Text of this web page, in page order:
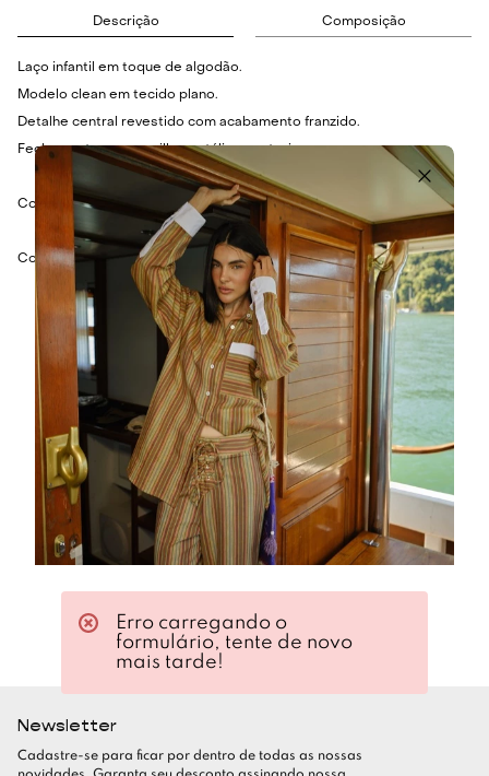
Descrição Composição
Laço infantil em toque de algodão.
Modelo clean em tecido plano.
Detalhe central revestido com acabamento franzido.
Fechamento por presilha metálica posterior.
Cor: Bege.
Composição: 50% Viscose e 50% Algodão.
Newsletter
Cadastre-se para ficar por dentro de todas as nossas
Erro carregando o
formulário, tente de novo
mais tarde!